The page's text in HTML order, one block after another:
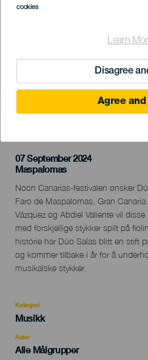
cookies
Learn
Disagree
Agree
07 September 2024
Localidad
Maspalomas
Descripción
del
evento
Noon Canarias-festivalen ønsker
Faro de Maspalomas, Gran
Vázquez og Abdiel Valiente vil
med forskjellige stykker spilt på
historie har Dúo Salas blitt en stift
og kommer tilbake i år for å
musikalske stykker.
Kategori
Categoría
evento
Musikk
Alder
Edad
Alle Målgrupper